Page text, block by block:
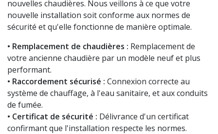
nouvelles chaudières. Nous veillons à ce que votre
nouvelle installation soit conforme aux normes de
sécurité et qu'elle fonctionne de manière optimale.
• Remplacement de chaudières : Remplacement de
votre ancienne chaudière par un modèle neuf et plus
performant.
• Raccordement sécurisé : Connexion correcte au
système de chauffage, à l'eau sanitaire, et aux conduits
de fumée.
• Certificat de sécurité : Délivrance d'un certificat
confirmant que l'installation respecte les normes.